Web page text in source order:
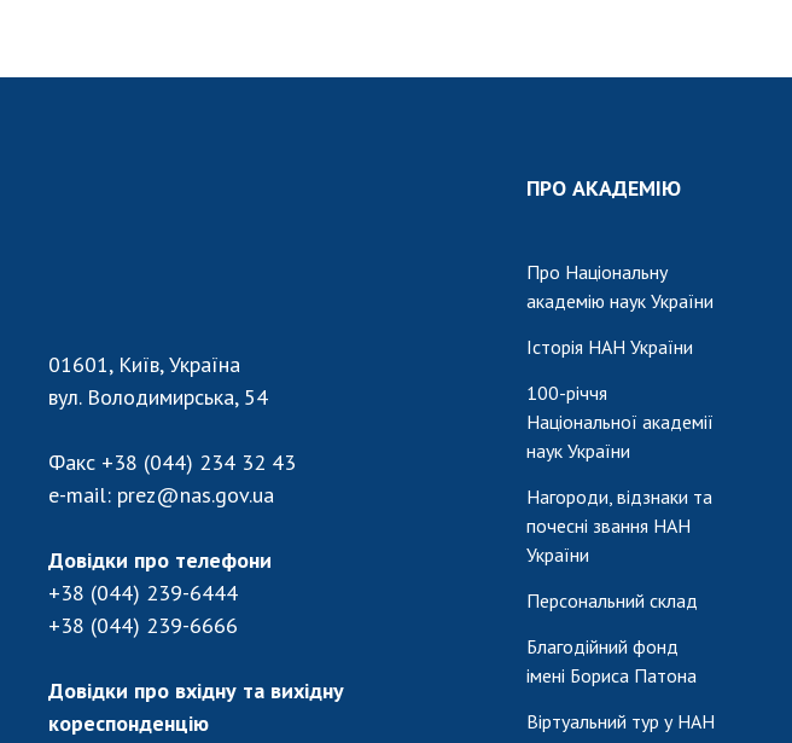
01601, Київ, Україна
вул. Володимирська, 54
Факс +38 (044) 234 32 43
e-mail: prez@nas.gov.ua
Довідки про телефони
+38 (044) 239-6444
+38 (044) 239-6666
Довідки про вхідну та вихідну
кореспонденцію
ПРО АКАДЕМІЮ
Про Національну
академію наук України
Історія НАН України
100-річчя
Національної академії
наук України
Нагороди, відзнаки та
почесні звання НАН
України
Персональний склад
Благодійний фонд
імені Бориса Патона
Віртуальний тур у НАН